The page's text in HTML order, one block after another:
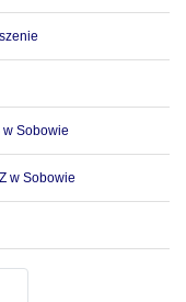
w Sobowie
w Sobowie